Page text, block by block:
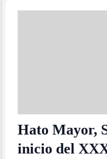
Hato Mayor,
inicio del